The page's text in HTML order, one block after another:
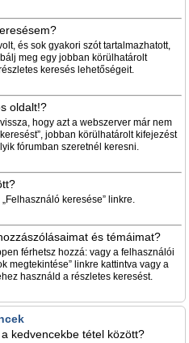
és sok gyakori szót tartalmazhatott,
meg egy jobban körülhatárolt
keresés lehetőségeit.
oldalt!?
hogy azt a webszerver már nem
jobban körülhatárolt kifejezést
fórumban szeretnél keresni.
keresése” linkre.
és témáimat?
férhetsz hozzá: vagy a felhasználói
megtekintése” linkre kattintva vagy a
használd a részletes keresést.
kedvencekbe tétel között?